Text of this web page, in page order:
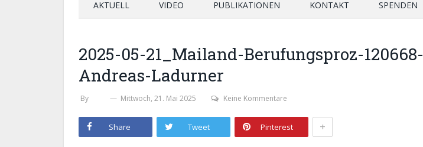
AKTUELL VIDEO PUBLIKATIONEN KONTAKT SPENDEN
2025-05-21_Mailand-Berufungsproz-120668-
Andreas-Ladurner
By Mittwoch, 21. Mai 2025 Keine Kommentare
Share Tweet Pinterest +